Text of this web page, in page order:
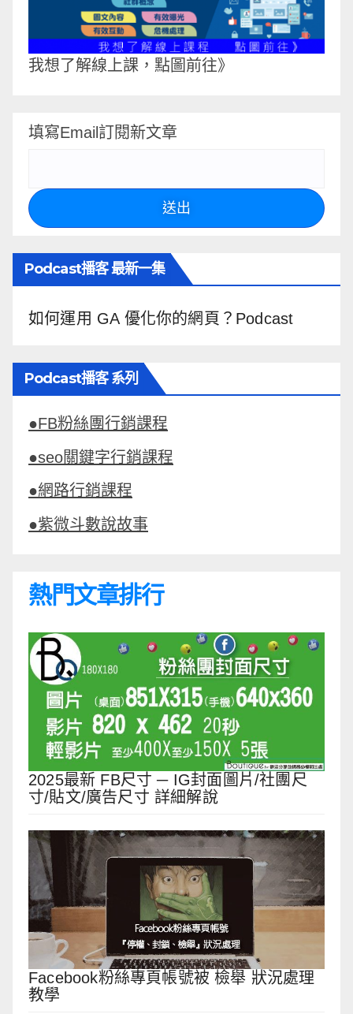
我想了解線上課，點圖前往》
填寫Email訂閱新文章
送出
Podcast播客 最新一集
如何運用 GA 優化你的網頁？Podcast
Podcast播客 系列
●FB粉絲團行銷課程
●seo關鍵字行銷課程
●網路行銷課程
●紫微斗數說故事
熱門文章排行
2025最新 FB尺寸 ─ IG封面圖片/社團尺
寸/貼文/廣告尺寸 詳細解說
Facebook粉絲專頁帳號被 檢舉 狀況處理
教學